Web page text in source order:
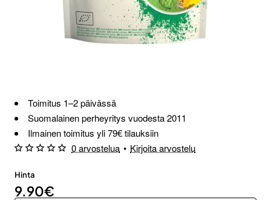
Toimitus 1–2 päivässä
Suomalainen perheyritys vuodesta 2011
Ilmainen toimitus yli 79€ tilauksiin
0 arvostelua • Kirjoita arvostelu
Hinta
9.90€